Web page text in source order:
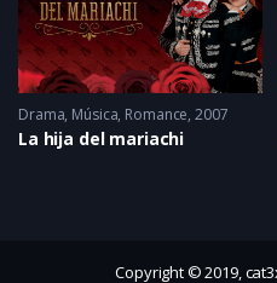
Drama, Música, Romance 2007
La hija del mariachi
Copyright © 2019,